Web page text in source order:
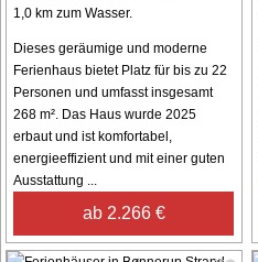
1,0 km zum Wasser.
Dieses geräumige und moderne
Ferienhaus bietet Platz für bis zu 22
Personen und umfasst insgesamt
268 m². Das Haus wurde 2025
erbaut und ist komfortabel,
energieeffizient und mit einer guten
Ausstattung ...
ab 2.266 €